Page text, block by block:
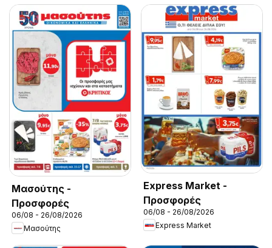
Μασούτης -
Προσφορές
06/08 - 26/08/2026
Μασούτης
Express Market -
Προσφορές
06/08 - 26/08/2026
Express Market